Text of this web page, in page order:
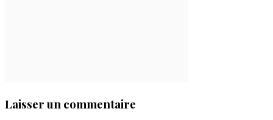
Laisser un commentaire